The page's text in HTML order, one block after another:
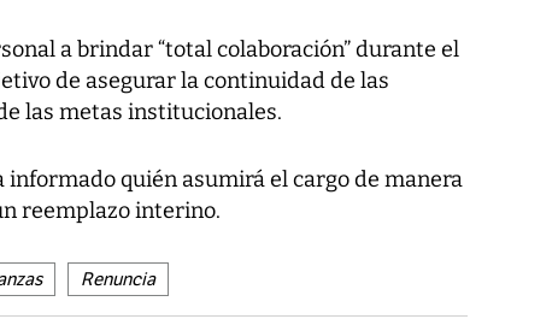
a brindar “total colaboración” durante el
de asegurar la continuidad de las
las metas institucionales.
informado quién asumirá el cargo de manera
reemplazo interino.
Renuncia